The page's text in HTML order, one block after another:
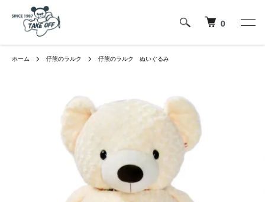
0
ホーム 仔熊のラルク 仔熊のラルク ぬいぐるみ